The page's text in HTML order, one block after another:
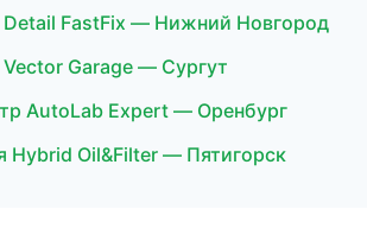
Detail FastFix — Нижний Новгород
Garage — Сургут
AutoLab Expert — Оренбург
Hybrid Oil&Filter — Пятигорск